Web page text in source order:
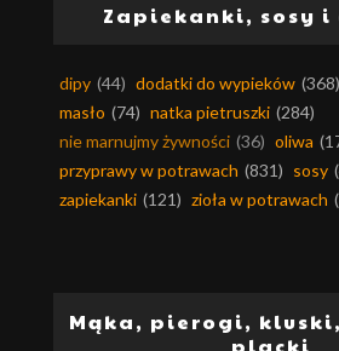
Zapiekanki, sosy
dipy (44) dodatki do wypieków (368)
masło (74) natka pietruszki (284)
nie marnujmy żywności (36) oliwa
przyprawy w potrawach (831) sosy
zapiekanki (121) zioła w potrawach
Mąka, pierogi,